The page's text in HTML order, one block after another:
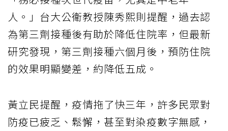
人。」台大公衛教授陳秀熙則提醒，過去認
為第三劑接種後有助於降低住院率，但最新
研究發現，第三劑接種六個月後，預防住院
的效果明顯變差，約降低五成。
黃立民提醒，疫情拖了快三年，許多民眾對
防疫已疲乏、鬆懈，甚至對染疫數字無感，